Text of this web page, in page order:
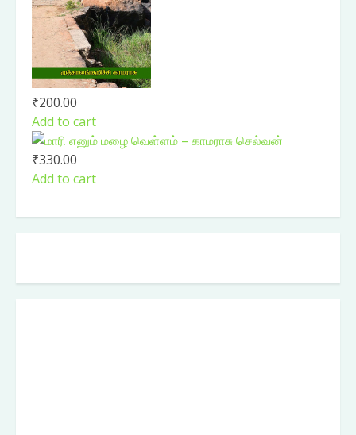
₹200.00
Add to cart
₹330.00
Add to cart